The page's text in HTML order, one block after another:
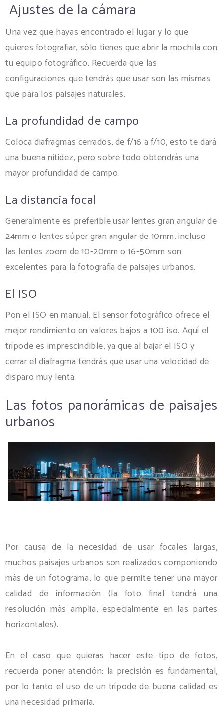
Ajustes de la cámara
Una vez que hayas encontrado el lugar y lo que
quieres fotografiar, sólo tienes que abrir la mochila con
tu equipo fotográfico. Recuerda que las
configuraciones que tendrás que usar son las mismas
que para los paisajes naturales.
La profundidad de campo
Coloca diafragmas cerrados, de f/16 a f/10, esto te dará
una buena nitidez, pero sobre todo obtendrás una
mayor profundidad de campo.
La distancia focal
Generalmente es preferible usar lentes gran angular de
24mm o lentes súper gran angular de 10mm, incluso
las lentes zoom de 10-20mm o 16-50mm son
excelentes para la fotografía de paisajes urbanos.
El ISO
Pon el ISO en manual. El sensor fotográfico ofrece el
mejor rendimiento en valores bajos a 100 iso. Aquí el
trípode es imprescindible, ya que al bajar el ISO y
cerrar el diafragma tendrás que usar una velocidad de
disparo muy lenta.
Las fotos panorámicas de paisajes
urbanos
Por causa de la necesidad de usar focales largas,
muchos paisajes urbanos son realizados componiendo
màs de un fotograma, lo que permite tener una mayor
calidad de información (la foto final tendrá una
resolución màs amplia, especialmente en las partes
horizontales).
En el caso que quieras hacer este tipo de fotos,
recuerda poner atención: la precisión es fundamental,
por lo tanto el uso de un trípode de buena calidad es
una necesidad primaria.